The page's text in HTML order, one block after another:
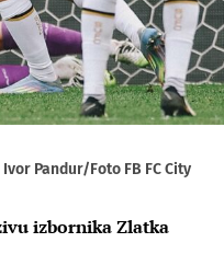
Ivor Pandur/Foto FB FC City
izbornika Zlatka